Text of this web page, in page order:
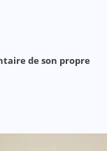
de son propre